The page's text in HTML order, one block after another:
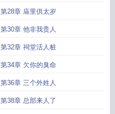
第28章 庙里供太岁
第30章 他非我贵人
第32章 祠堂活人桩
第34章 欠你的臭命
第36章 三个外姓人
第38章 总部来人了